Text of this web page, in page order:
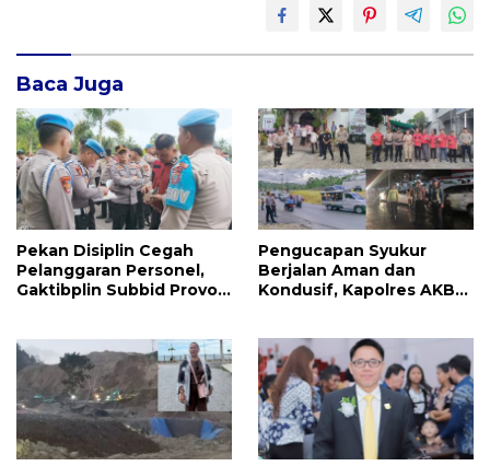
Baca Juga
Pekan Disiplin Cegah
Pelanggaran Personel,
Gaktibplin Subbid Provos
Pengucapan Syukur
Berjalan Aman dan
Kondusif, Kapolres AKBP
Mitra